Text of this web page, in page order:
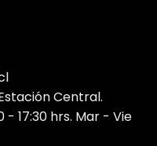
Central.
- 17:30 hrs. Mar - Vie